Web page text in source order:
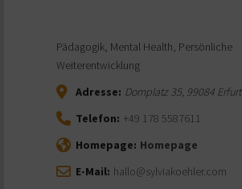
Pädagogik, Mental Health, Persönliche
Weiterentwicklung
Adresse: Domplatz 35, 99084 Erfurt
Telefon: +49 178 5587611
Homepage: Homepage
E-Mail: hallo@sylviakoehler.com